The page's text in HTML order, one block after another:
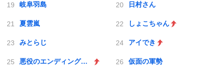
岐阜羽島 日村さん
夏雲嵐 しょこちゃん
みとらじ アイでき
悪役のエンディングは死のみ 仮面の軍勢